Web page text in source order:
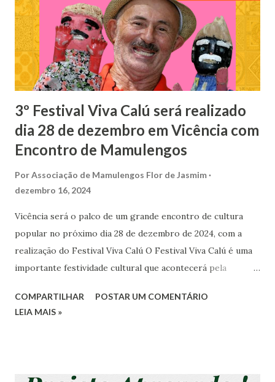
amar No ano de 64 Morre o conhecido Tio Pueira
Mamulengueiro da região Que tinha uma brincadeira Calú
junta uns trocados Chama a família de lado E consegue sua
b...
3º Festival Viva Calú será realizado
dia 28 de dezembro em Vicência com
Encontro de Mamulengos
PorAssociação de Mamulengos Flor de Jasmim
dezembro 16, 2024
Vicência será o palco de um grande encontro de cultura
popular no próximo dia 28 de dezembro de 2024, com a
realização do Festival Viva Calú O Festival Viva Calú é uma
importante festividade cultural que acontecerá pela
encontro de mamulengos com grandes nomes da antiga
COMPARTILHAR
POSTAR UM COMENTÁRIO
LEIA MAIS »